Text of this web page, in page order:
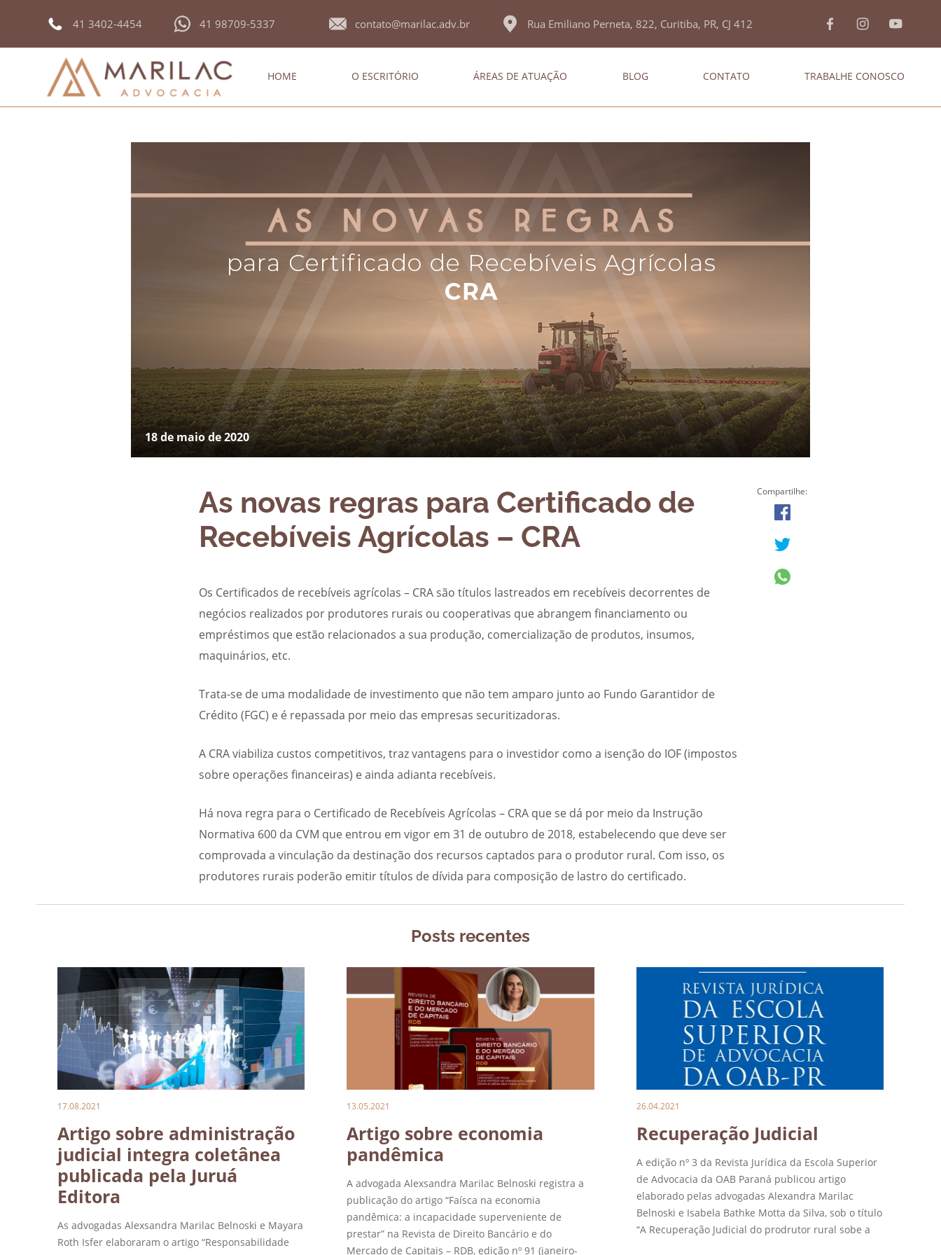
41 3402-4454 41 98709-5337 contato@marilac.adv.br Rua Emiliano Perneta, 822, Curitiba, PR, CJ 412
HOME O ESCRITÓRIO ÁREAS DE ATUAÇÃO BLOG CONTATO TRABALHE CONOSCO
18 de maio de 2020
As novas regras para Certificado de
Recebíveis Agrícolas – CRA
Os Certificados de recebíveis agrícolas – CRA são títulos lastreados em recebíveis decorrentes de
negócios realizados por produtores rurais ou cooperativas que abrangem financiamento ou
empréstimos que estão relacionados a sua produção, comercialização de produtos, insumos,
maquinários, etc.
Trata-se de uma modalidade de investimento que não tem amparo junto ao Fundo Garantidor de
Crédito (FGC) e é repassada por meio das empresas securitizadoras.
A CRA viabiliza custos competitivos, traz vantagens para o investidor como a isenção do IOF (impostos
sobre operações financeiras) e ainda adianta recebíveis.
Há nova regra para o Certificado de Recebíveis Agrícolas – CRA que se dá por meio da Instrução
Normativa 600 da CVM que entrou em vigor em 31 de outubro de 2018, estabelecendo que deve ser
comprovada a vinculação da destinação dos recursos captados para o produtor rural. Com isso, os
produtores rurais poderão emitir títulos de dívida para composição de lastro do certificado.
Compartilhe:
Posts recentes
17.08.2021
Artigo sobre administração
judicial integra coletânea
publicada pela Juruá
Editora
As advogadas Alexsandra Marilac Belnoski e Mayara
Roth Isfer elaboraram o artigo “Responsabilidade
13.05.2021
Artigo sobre economia
pandêmica
A advogada Alexsandra Marilac Belnoski registra a
publicação do artigo “Faísca na economia
pandêmica: a incapacidade superveniente de
prestar” na Revista de Direito Bancário e do
Mercado de Capitais – RDB, edição nº 91 (janeiro-
26.04.2021
Recuperação Judicial
A edição nº 3 da Revista Jurídica da Escola Superior
de Advocacia da OAB Paraná publicou artigo
elaborado pelas advogadas Alexandra Marilac
Belnoski e Isabela Bathke Motta da Silva, sob o título
“A Recuperação Judicial do prodrutor rural sobe a